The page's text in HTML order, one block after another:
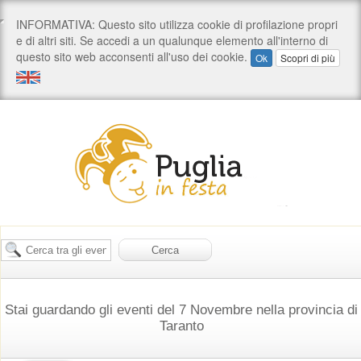
Stai guardando gli eventi del 7 Novembre nella provincia di
Taranto